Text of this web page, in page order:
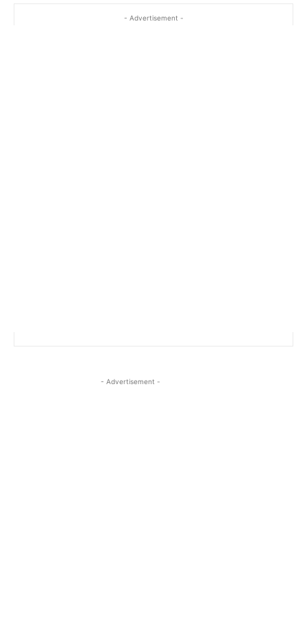
- Advertisement -
- Advertisement -